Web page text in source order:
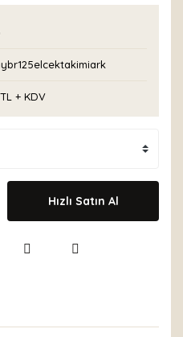
+ KDV
Hızlı Satın Al